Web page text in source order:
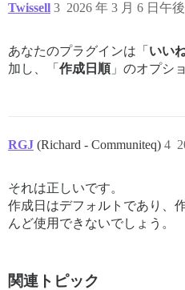
Twissell 2026 年 3 月 6 日午後
3
あなたのプラグインは「 いい
加し、「 作成日順」のオプシ
RGJ (Richard - Communiteq) 4
それは正しいです。
作成日はデフォルトであり、
んど使用できないでしょう。
関連トピック